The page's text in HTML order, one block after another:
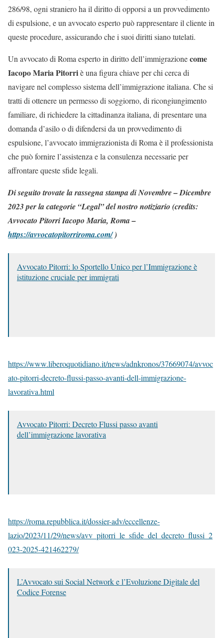
286/98, ogni straniero ha il diritto di opporsi a un provvedimento
di espulsione, e un avvocato esperto può rappresentare il cliente in
queste procedure, assicurando che i suoi diritti siano tutelati.
Un avvocato di Roma esperto in diritto dell’immigrazionecome
Iacopo Maria Pitorriè una figura chiave per chi cerca di
navigare nel complesso sistema dell’immigrazione italiana. Che si
tratti di ottenere un permesso di soggiorno, di ricongiungimento
familiare, di richiedere la cittadinanza italiana, di presentare una
domanda d’asilo o di difendersi da un provvedimento di
espulsione, l’avvocato immigrazionista di Roma è il professionista
che può fornire l’assistenza e la consulenza necessarie per
affrontare queste sfide legali.
Di seguito trovate la rassegna stampa di Novembre – Dicembre
2023 per la categorie “Legal” del nostro notiziario (credits:
Avvocato Pitorri Iacopo Maria, Roma –
https://avvocatopitorriroma.com/)
Avvocato Pitorri: lo Sportello Unico per l’Immigrazione è
istituzione cruciale per immigrati
https://www.liberoquotidiano.it/news/adnkronos/37669074/avvoc
ato-pitorri-decreto-flussi-passo-avanti-dell-immigrazione-
lavorativa.html
Avvocato Pitorri: Decreto Flussi passo avanti
dell’immigrazione lavorativa
https://roma.repubblica.it/dossier-adv/eccellenze-
lazio/2023/11/29/news/avv_pitorri_le_sfide_del_decreto_flussi_2
023-2025-421462279/
L’Avvocato sui Social Network e l’Evoluzione Digitale del
Codice Forense